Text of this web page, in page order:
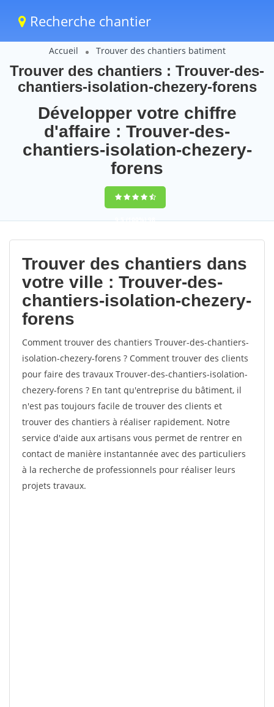
Recherche chantier
Accueil Trouver des chantiers batiment
Trouver des chantiers : Trouver-des-
chantiers-isolation-chezery-forens
Développer votre chiffre
d'affaire : Trouver-des-
chantiers-isolation-chezery-
forens
9,5(100%)98
votes
Trouver des chantiers dans
votre ville : Trouver-des-
chantiers-isolation-chezery-
forens
Comment trouver des chantiers Trouver-des-chantiers-
isolation-chezery-forens ? Comment trouver des clients
pour faire des travaux Trouver-des-chantiers-isolation-
chezery-forens ? En tant qu'entreprise du bâtiment, il
n'est pas toujours facile de trouver des clients et
trouver des chantiers à réaliser rapidement. Notre
service d'aide aux artisans vous permet de rentrer en
contact de manière instantannée avec des particuliers
à la recherche de professionnels pour réaliser leurs
projets travaux.